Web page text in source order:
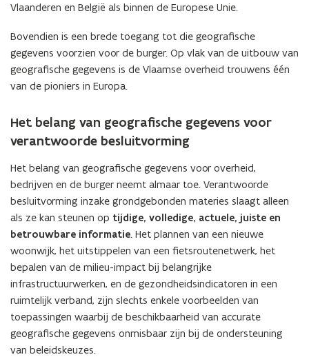
d
p
e
n
n
e
u
w
v
e
n
s
t
e
r
)
Vlaanderen en België als binnen de Europese Unie.
Bovendien is een brede toegang tot die geografische
gegevens voorzien voor de burger. Op vlak van de uitbouw van
geografische gegevens is de Vlaamse overheid trouwens één
van de pioniers in Europa.
Het belang van geografische gegevens voor
verantwoorde besluitvorming
Het belang van geografische gegevens voor overheid,
bedrijven en de burger neemt almaar toe. Verantwoorde
besluitvorming inzake grondgebonden materies slaagt alleen
als ze kan steunen op tijdige, volledige, actuele, juiste en
betrouwbare informatie. Het plannen van een nieuwe
woonwijk, het uitstippelen van een fietsroutenetwerk, het
bepalen van de milieu-impact bij belangrijke
infrastructuurwerken, en de gezondheidsindicatoren in een
ruimtelijk verband, zijn slechts enkele voorbeelden van
toepassingen waarbij de beschikbaarheid van accurate
geografische gegevens onmisbaar zijn bij de ondersteuning
van beleidskeuzes.